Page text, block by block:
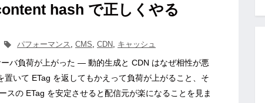
hash で正しくやる
パフォーマンス CMS CDN キャッシュ
バ負荷が上がった ― 動的生成と CDN はなぜ相性が悪
いて ETag を返してもかえって負荷が上がること、そ
スの ETag を安定させると配信元が楽になることを見ま